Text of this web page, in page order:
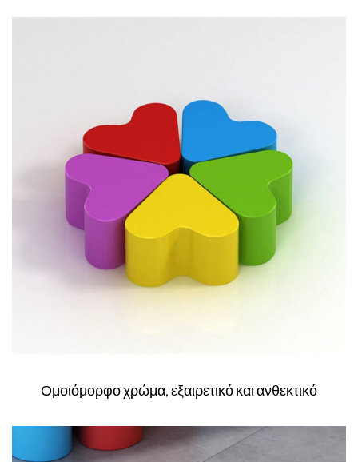
Ομοιόμορφο χρώμα, εξαιρετικό και ανθεκτικό